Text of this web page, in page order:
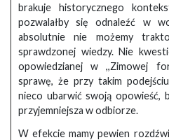
brakuje historycznego
pozwalałby się odnaleźć w
absolutnie nie możemy
sprawdzonej wiedzy. Nie
opowiedzianej w ,,Zimowej
sprawę, że przy takim
nieco ubarwić swoją opowieść,
przyjemniejsza w odbiorze.
W efekcie mamy pewien